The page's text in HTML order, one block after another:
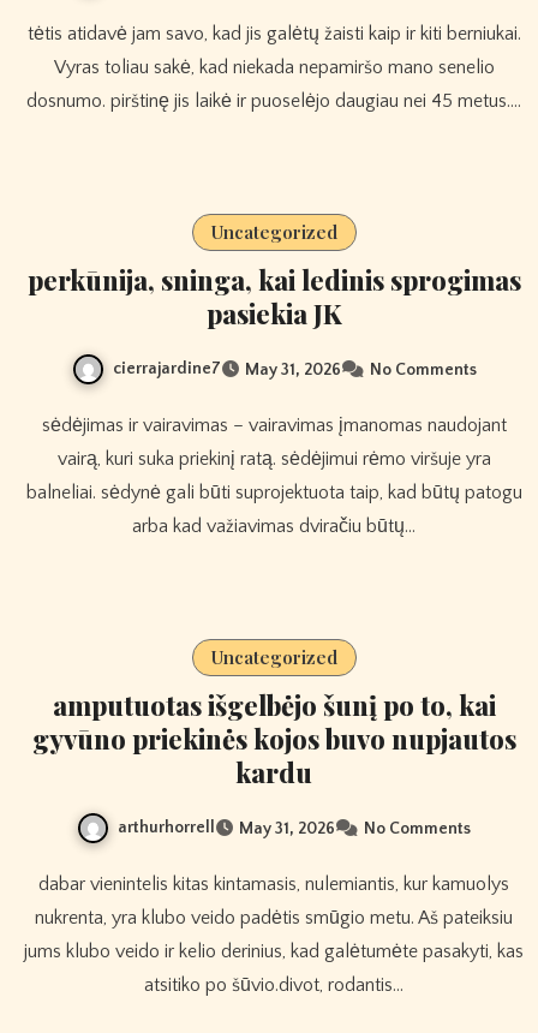
tėtis atidavė jam savo, kad jis galėtų žaisti kaip ir kiti berniukai.
Vyras toliau sakė, kad niekada nepamiršo mano senelio
dosnumo. pirštinę jis laikė ir puoselėjo daugiau nei 45 metus.…
Uncategorized
perkūnija, sninga, kai ledinis sprogimas
pasiekia JK
cierrajardine7 May 31, 2026 No Comments
sėdėjimas ir vairavimas – vairavimas įmanomas naudojant
vairą, kuri suka priekinį ratą. sėdėjimui rėmo viršuje yra
balneliai. sėdynė gali būti suprojektuota taip, kad būtų patogu
arba kad važiavimas dviračiu būtų…
Uncategorized
amputuotas išgelbėjo šunį po to, kai
gyvūno priekinės kojos buvo nupjautos
kardu
arthurhorrell May 31, 2026 No Comments
dabar vienintelis kitas kintamasis, nulemiantis, kur kamuolys
nukrenta, yra klubo veido padėtis smūgio metu. Aš pateiksiu
jums klubo veido ir kelio derinius, kad galėtumėte pasakyti, kas
atsitiko po šūvio.divot, rodantis…